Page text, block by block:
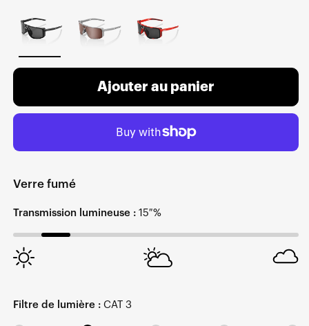
Ajouter au panier
Verre fumé
Transmission lumineuse : 15 %
Filtre de lumière : CAT 3